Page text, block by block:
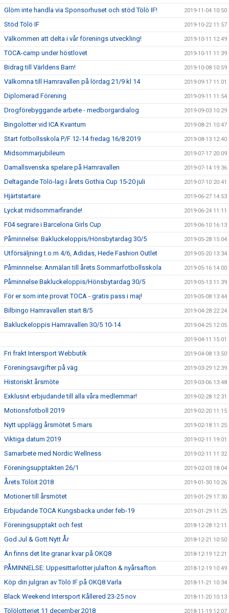
Glöm inte handla via Sponsorhuset och stöd Tölö IF! 2019-11-04 10:50
Stöd Tölö IF 2019-10-22 11:57
Välkommen att delta i vår förenings utveckling! 2019-10-11 12:49
TOCA-camp under höstlovet 2019-10-11 11:39
Bidrag till Världens Barn! 2019-10-08 10:59
Välkomna till Hamravallen på lördag 21/9 kl 14 2019-09-17 11:01
Diplomerad Förening 2019-09-11 11:54
Drogförebyggande arbete - medborgardialog 2019-09-03 10:29
Bingolotter vid ICA Kvantum 2019-08-21 10:47
Start fotbollsskola P/F 12-14 fredag 16/8 2019 2019-08-13 12:40
Midsommarjubileum 2019-07-17 20:09
Damallsvenska spelare på Hamravallen 2019-07-14 19:36
Deltagande Tölö-lag i årets Gothia Cup 15-20 juli 2019-07-10 20:41
Hjärtstartare 2019-06-27 14:53
Lyckat midsommarfirande! 2019-06-24 11:11
F04 segrare i Barcelona Girls Cup 2019-06-10 16:13
Påminnelse: Bakluckeloppis/Hönsbytardag 30/5 2019-05-28 15:04
Utförsäljning t.o.m 4/6, Adidas, Hede Fashion Outlet 2019-05-20 13:34
Påminnnelse: Anmälan till årets Sommarfotbollsskola 2019-05-16 14:00
Påminnelse Bakluckeloppis/Hönsbytardag 30/5 2019-05-13 11:39
För er som inte provat TOCA - gratis pass i maj! 2019-05-08 13:44
Bilbingo Hamravallen start 8/5 2019-04-28 22:24
Bakluckeloppis Hamravallen 30/5 10-14 2019-04-25 12:05
2019-04-11 15:01
Fri frakt Intersport Webbutik 2019-04-08 13:50
Föreningsavgifter på väg 2019-03-29 12:39
Historiskt årsmöte 2019-03-06 13:48
Exklusivt erbjudande till alla våra medlemmar! 2019-02-28 12:31
Motionsfotboll 2019 2019-02-20 11:15
Nytt upplägg årsmötet 5 mars 2019-02-18 11:25
Viktiga datum 2019 2019-02-11 19:01
Samarbete med Nordic Wellness 2019-02-11 11:32
Föreningsupptakten 26/1 2019-02-03 18:04
Årets Tölöit 2018 2019-01-30 10:26
Motioner till årsmötet 2019-01-29 17:30
Erbjudande TOCA Kungsbacka under feb-19 2019-01-29 11:25
Föreningsupptakt och fest 2018-12-28 12:11
God Jul & Gott Nytt År 2018-12-21 10:50
Än finns det lite granar kvar på OKQ8 2018-12-19 12:21
PÅMINNELSE: Uppesittarlotter julafton & nyårsafton 2018-12-19 10:49
Köp din julgran av Tölö IF på OKQ8 Varla 2018-11-21 10:34
Black Weekend Intersport Kållered 23-25 nov 2018-11-20 10:13
Tölölotteriet 11 december 2018 2018-11-19 12:07